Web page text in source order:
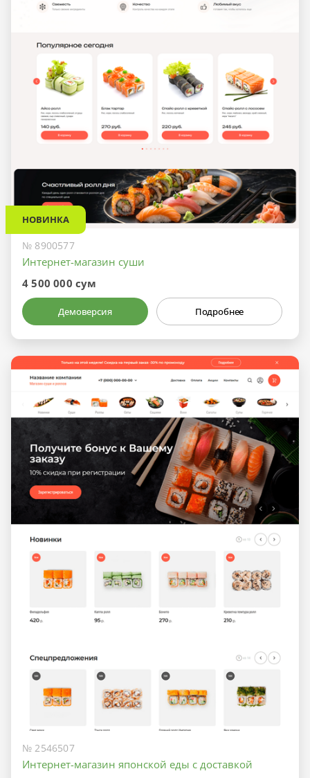
НОВИНКА
№ 8900577
Интернет-магазин суши
4 500 000 сум
Демоверсия Подробнее
№ 2546507
Интернет-магазин японской еды с доставкой